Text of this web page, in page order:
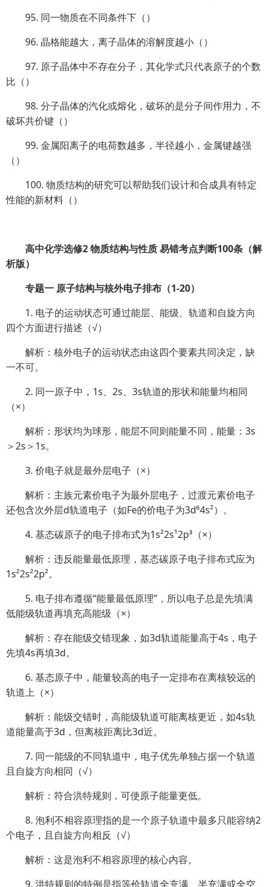
95. 同一物质在不同条件下（）
96. 晶格能越大，离子晶体的溶解度越小（）
97. 原子晶体中不存在分子，其化学式只代表原子的个数
比（）
98. 分子晶体的汽化或熔化，破坏的是分子间作用力，不
破坏共价键（）
99. 金属阳离子的电荷数越多，半径越小，金属键越强
（）
100. 物质结构的研究可以帮助我们设计和合成具有特定
性能的新材料（）
高中化学选修2 物质结构与性质 易错考点判断100条（解
析版）
专题一 原子结构与核外电子排布（1-20）
1. 电子的运动状态可通过能层、能级、轨道和自旋方向
四个方面进行描述（√）
解析：核外电子的运动状态由这四个要素共同决定，缺
一不可。
2. 同一原子中，1s、2s、3s轨道的形状和能量均相同
（×）
解析：形状均为球形，能层不同则能量不同，能量：3s
＞2s＞1s。
3. 价电子就是最外层电子（×）
解析：主族元素价电子为最外层电子，过渡元素价电子
还包含次外层d轨道电子（如Fe的价电子为3d⁶4s²）。
4. 基态碳原子的电子排布式为1s²2s¹2p³（×）
解析：违反能量最低原理，基态碳原子电子排布式应为
1s²2s²2p²。
5. 电子排布遵循“能量最低原理”，所以电子总是先填满
低能级轨道再填充高能级（×）
解析：存在能级交错现象，如3d轨道能量高于4s，电子
先填4s再填3d。
6. 基态原子中，能量较高的电子一定排布在离核较远的
轨道上（×）
解析：能级交错时，高能级轨道可能离核更近，如4s轨
道能量高于3d，但离核距离比3d近。
7. 同一能级的不同轨道中，电子优先单独占据一个轨道
且自旋方向相同（√）
解析：符合洪特规则，可使原子能量更低。
8. 泡利不相容原理指的是一个原子轨道中最多只能容纳2
个电子，且自旋方向相反（√）
解析：这是泡利不相容原理的核心内容。
9. 洪特规则的特例是指等价轨道全充满、半充满或全空